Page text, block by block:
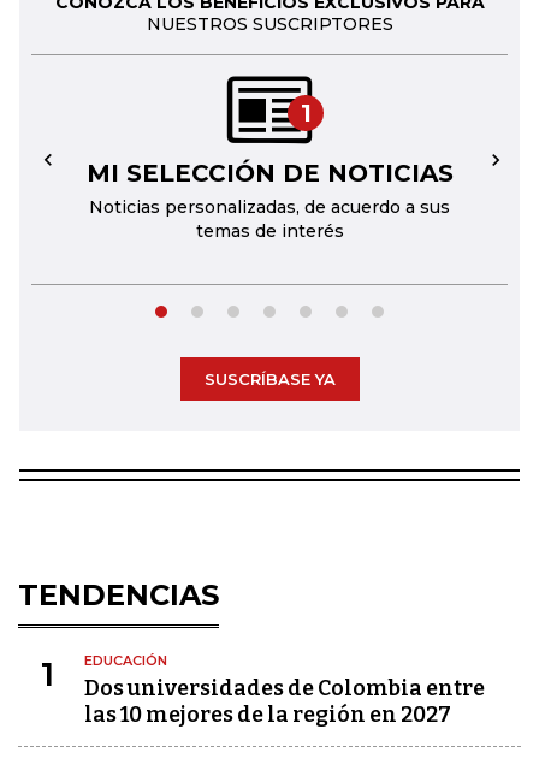
NUESTROS SUSCRIPTORES
1
MI SELECCIÓN DE NOTICIAS
Noticias personalizadas, de acuerdo a sus
temas de interés
← →
SUSCRÍBASE YA
TENDENCIAS
1 EDUCACIÓN
Dos universidades de Colombia entre
las 10 mejores de la región en 2027